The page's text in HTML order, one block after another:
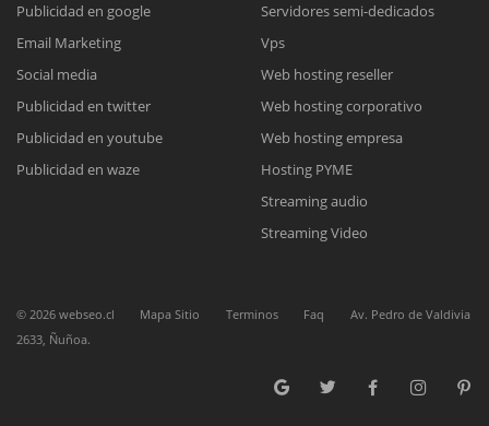
Reunión online
Nuestros ejecutivos le enviarán un correo electrónico con el enlace a
Cotización
Complete el formulario y nos contactaremos a la brevedad.
Chat Online
Todos nuestros ejecutivos están fuera de línea. Complete el formulario
para enviarnos un correo electrónico con sus datos personales.
Publicidad en google
Email Marketing
Social media
Publicidad en twitter
Publicidad en youtube
Publicidad en waze
Servidores semi-dedicados
Vps
Web hosting reseller
Web hosting corporativo
Web hosting empresa
Hosting PYME
Streaming audio
Streaming Video
© 2026 webseo.cl Mapa Sitio Terminos Faq
Av. Pedro de Valdivia
2633, Ñuñoa.